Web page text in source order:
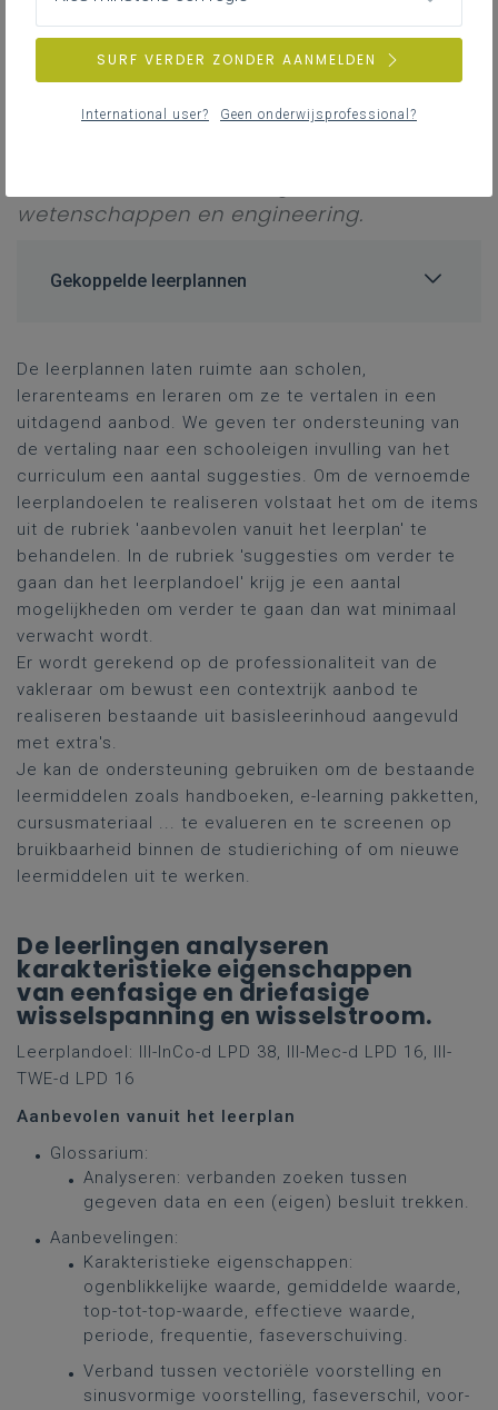
Inhoudelijke informatie over de
leerplandoelen eenfasige en driefasige
studierichtingen Informatica en
wetenschappen en engineering.
Gekoppelde leerplannen
De leerplannen laten ruimte aan scholen,
lerarenteams en leraren om ze te vertalen in een
uitdagend aanbod. We geven ter ondersteuning van
de vertaling naar een schooleigen invulling van het
curriculum een aantal suggesties. Om de vernoemde
leerplandoelen te realiseren volstaat het om de items
uit de rubriek 'aanbevolen vanuit het leerplan' te
behandelen. In de rubriek 'suggesties om verder te
gaan dan het leerplandoel' krijg je een aantal
mogelijkheden om verder te gaan dan wat minimaal
verwacht wordt.
Er wordt gerekend op de professionaliteit van de
vakleraar om bewust een contextrijk aanbod te
realiseren bestaande uit basisleerinhoud aangevuld
met extra's.
Je kan de ondersteuning gebruiken om de bestaande
leermiddelen zoals handboeken, e-learning pakketten,
cursusmateriaal ... te evalueren en te screenen op
bruikbaarheid binnen de studieriching of om nieuwe
leermiddelen uit te werken.
De leerlingen analyseren
karakteristieke eigenschappen
van eenfasige en driefasige
wisselspanning en wisselstroom.
Leerplandoel: III-InCo-d LPD 38, III-Mec-d LPD 16, III-
TWE-d LPD 16
Aanbevolen vanuit het leerplan
Glossarium:
Analyseren: verbanden zoeken tussen
gegeven data en een (eigen) besluit trekken.
Aanbevelingen:
Karakteristieke eigenschappen:
ogenblikkelijke waarde, gemiddelde waarde,
top-tot-top-waarde, effectieve waarde,
periode, frequentie, faseverschuiving.
Verband tussen vectoriële voorstelling en
sinusvormige voorstelling, faseverschil, voor-
SURF VERDER ZONDER AANMELDEN
International user? Geen onderwijsprofessional?